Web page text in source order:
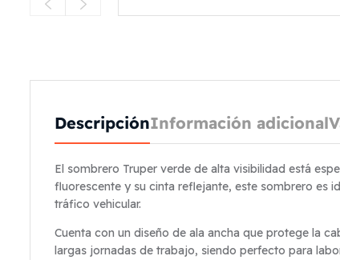
DescripciónInformación adicional
El sombrero Truper verde de alta visibilidad está
fluorescente y su cinta reflejante, este sombrero es
tráfico vehicular.
Cuenta con un diseño de ala ancha que protege la
largas jornadas de trabajo, siendo perfecto para